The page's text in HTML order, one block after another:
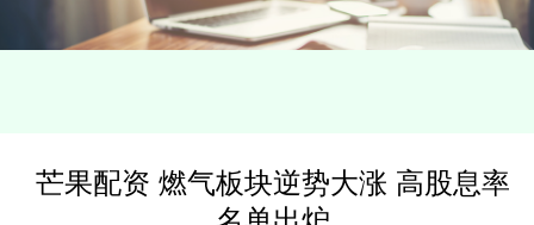
芒果配资 燃气板块逆势大涨 高股息率